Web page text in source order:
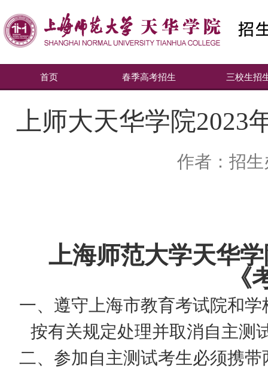
首页 春季高考招生 三校生招
上师大天华学院
作者：招
上海师范大学天华
一、遵守上海市教育考试院和
按有关规定处理并取消自主测
二、参加自主测试考生必须携